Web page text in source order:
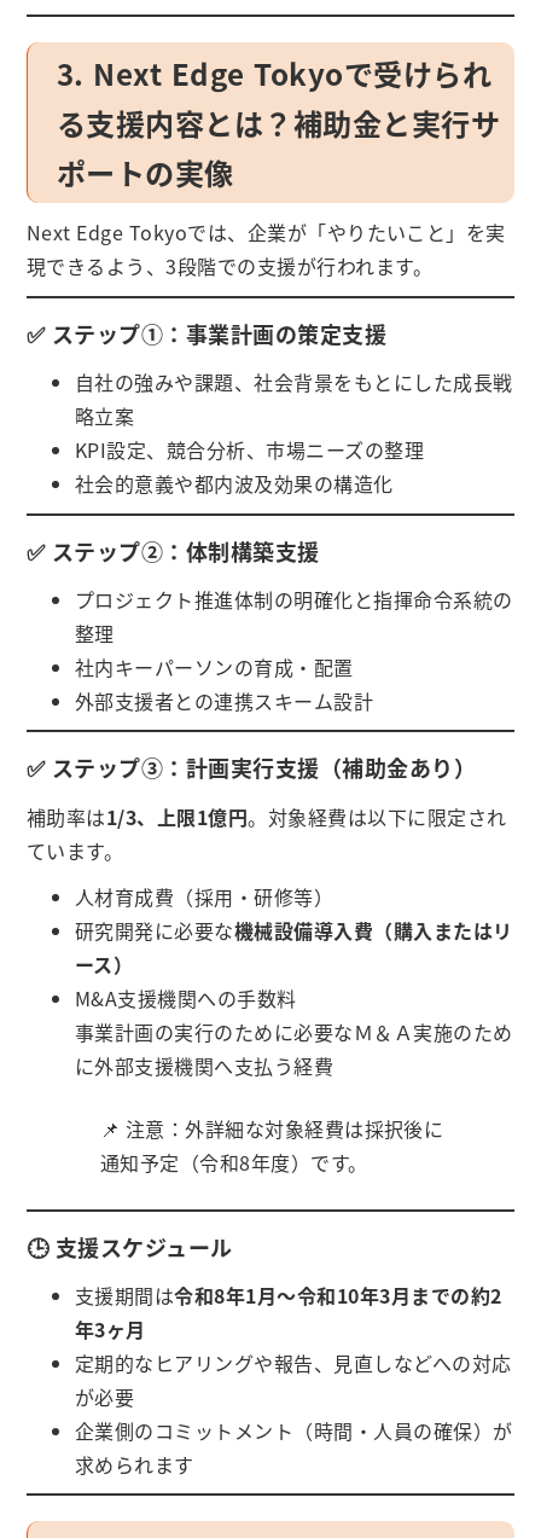
3. Next Edge Tokyoで受けられ
る支援内容とは？補助金と実行サ
ポートの実像
Next Edge Tokyoでは、企業が「やりたいこと」を実
現できるよう、3段階での支援が行われます。
✅ ステップ①：事業計画の策定支援
自社の強みや課題、社会背景をもとにした成長戦
略立案
KPI設定、競合分析、市場ニーズの整理
社会的意義や都内波及効果の構造化
✅ ステップ②：体制構築支援
プロジェクト推進体制の明確化と指揮命令系統の
整理
社内キーパーソンの育成・配置
外部支援者との連携スキーム設計
✅ ステップ③：計画実行支援（補助金あり）
補助率は1/3、上限1億円。対象経費は以下に限定され
ています。
人材育成費（採用・研修等）
研究開発に必要な機械設備導入費（購入またはリ
ース）
M&A支援機関への手数料
事業計画の実行のために必要なＭ＆Ａ実施のため
に外部支援機関へ支払う経費
📌 注意：外詳細な対象経費は採択後に
通知予定（令和8年度）です。
🕒 支援スケジュール
支援期間は令和8年1月～令和10年3月までの約2
年3ヶ月
定期的なヒアリングや報告、見直しなどへの対応
が必要
企業側のコミットメント（時間・人員の確保）が
求められます